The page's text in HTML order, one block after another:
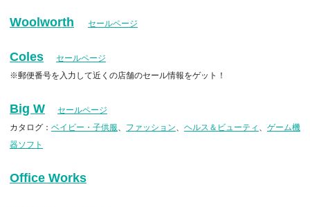
Woolworth セールページ
Coles
セールページ
※郵便番号を入力して近くの店舗のセール情報をゲット！
Big W
セールページ
カタログ： ベイビー・子供服、 ファッション、 ヘルス＆ビューティ 、 ゲーム機
器ソフト
Office Works